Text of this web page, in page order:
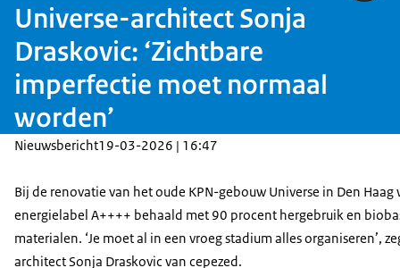
Universe-architect Sonja
Draskovic: ‘Zichtbare
imperfectie moet normaal
worden’
Nieuwsbericht19-03-2026 | 16:47
Bij de renovatie van het oude KPN-gebouw Universe in Den Haag
energielabel A++++ behaald met 90 procent hergebruik en
materialen. ‘Je moet al in een vroeg stadium alles organiseren’,
architect Sonja Draskovic van cepezed.